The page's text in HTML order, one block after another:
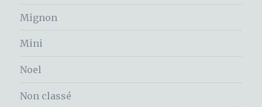
Mignon
Mini
Noel
Non classé